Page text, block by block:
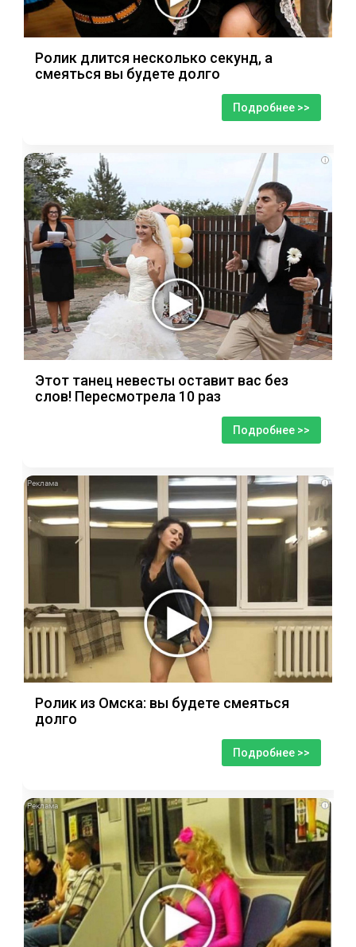
Ролик длится несколько секунд, а
смеяться вы будете долго
Подробнее >>
i
Этот танец невесты оставит вас без
слов! Пересмотрела 10 раз
Подробнее >>
i
Ролик из Омска: вы будете смеяться
долго
Подробнее >>
i